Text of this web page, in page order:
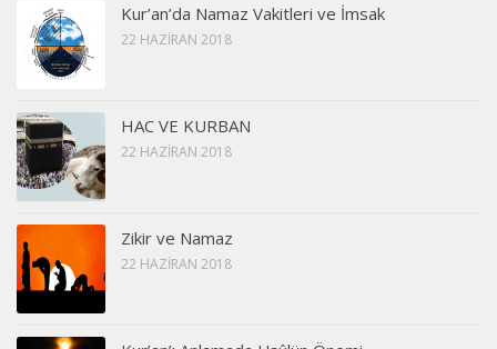
Kur’an’da Namaz Vakitleri ve İmsak
22 HAZIRAN 2018
HAC VE KURBAN
22 HAZIRAN 2018
Zikir ve Namaz
22 HAZIRAN 2018